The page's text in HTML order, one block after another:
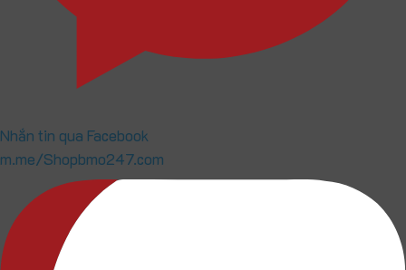
Nhắn tin qua Facebook
m.me/Shopbmo247.com